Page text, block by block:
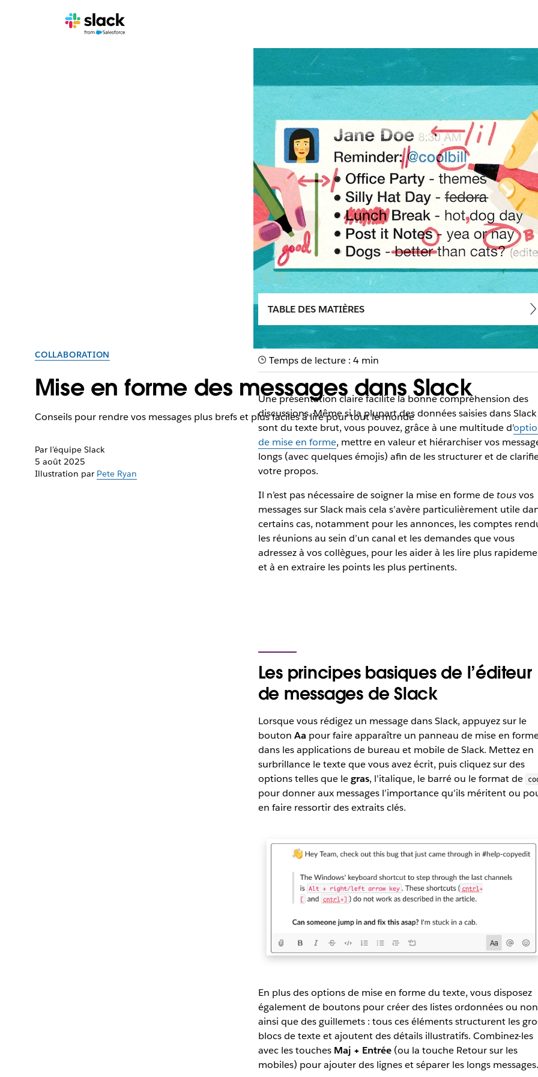
COLLABORATION
Mise en forme des messages dans Slack
Conseils pour rendre vos messages plus brefs et plus faciles à lire pour tout le monde
Par l’équipe Slack
5 août 2025
Illustration par Pete Ryan
TABLE DES MATIÈRES
Temps de lecture : 4 min
Une présentation claire facilite la bonne compréhension des
discussions. Même si la plupart des données saisies dans Slack
sont du texte brut, vous pouvez, grâce à une multitude d’
de mise en forme, mettre en valeur et hiérarchiser vos
longs (avec quelques émojis) afin de les structurer et de
votre propos.
Il n’est pas nécessaire de soigner la mise en forme detousvos
messages sur Slack mais cela s’avère particulièrement utile
certains cas, notamment pour les annonces, les comptes
les réunions au sein d’un canal et les demandes que vous
adressez à vos collègues, pour les aider à les lire plus
et à en extraire les points les plus pertinents.
Les principes basiques de l’éditeur
de messages de Slack
Lorsque vous rédigez un message dans Slack, appuyez sur le
bouton Aa pour faire apparaître un panneau de mise en
dans les applications de bureau et mobile de Slack. Mettez en
surbrillance le texte que vous avez écrit, puis cliquez sur des
options telles que legras, l’italique, le barré ou le format de
pour donner aux messages l’importance qu’ils méritent ou
en faire ressortir des extraits clés.
En plus des options de mise en forme du texte, vous disposez
également de boutons pour créer des listes ordonnées ou
ainsi que des guillemets : tous ces éléments structurent les
blocs de texte et ajoutent des détails illustratifs. Combinez-les
avec les touches Maj + Entrée(ou la touche Retour sur les
mobiles) pour ajouter des lignes et séparer les longs messages.